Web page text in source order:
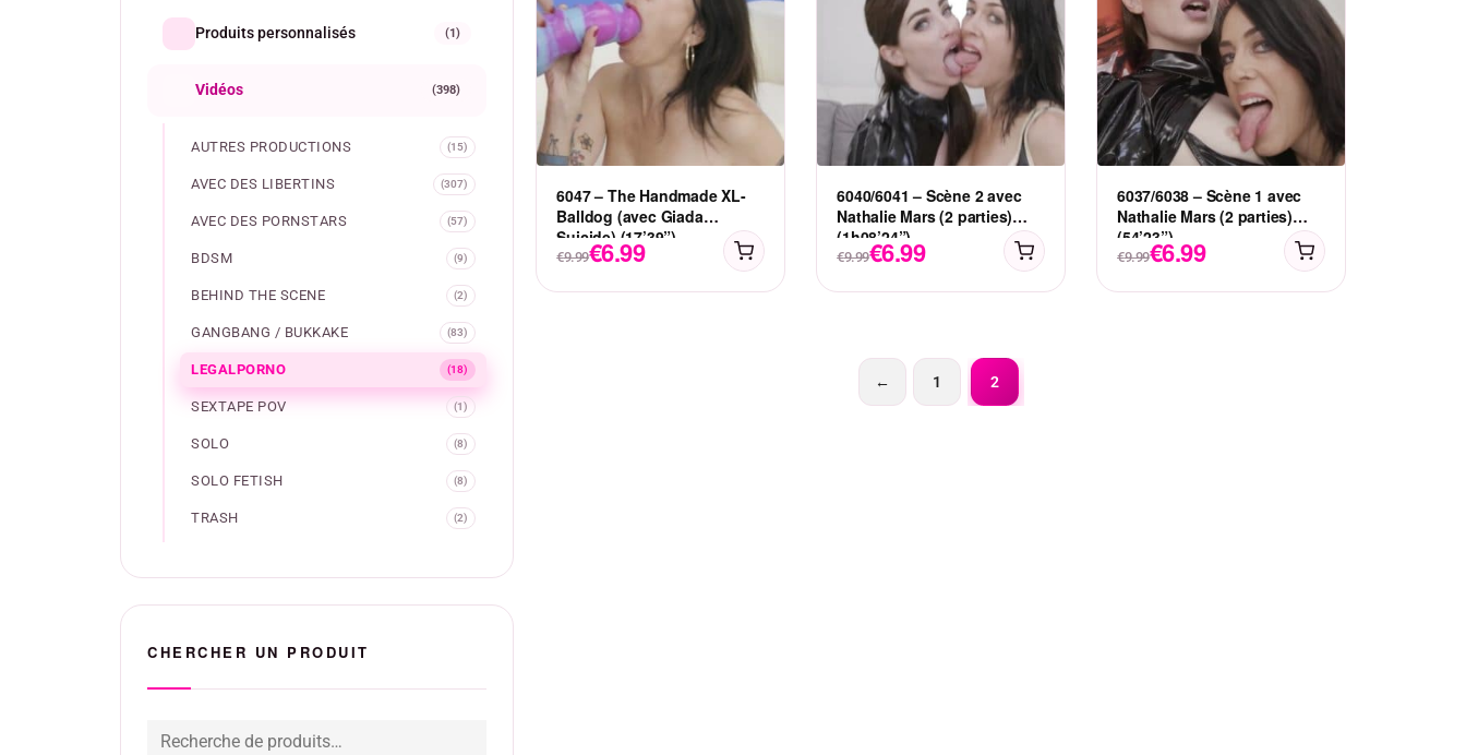
Produits personnalisés (1)
Vidéos (398)
AUTRES PRODUCTIONS (15)
AVEC DES LIBERTINS (307)
AVEC DES PORNSTARS (57)
BDSM (9)
BEHIND THE SCENE (2)
GANGBANG / BUKKAKE (83)
LEGALPORNO (18)
SEXTAPE POV (1)
SOLO (8)
SOLO FETISH (8)
TRASH (2)
CHERCHER UN PRODUIT
6047 – The Handmade XL-
Balldog (avec Giada
Suicide) (17’39”)
€9.99€6.99
6040/6041 – Scène 2 avec
Nathalie Mars (2 parties)
(1h08’24”)
€9.99€6.99
6037/6038 – Scène 1 avec
Nathalie Mars (2 parties)
(54’23”)
€9.99€6.99
← 1 2